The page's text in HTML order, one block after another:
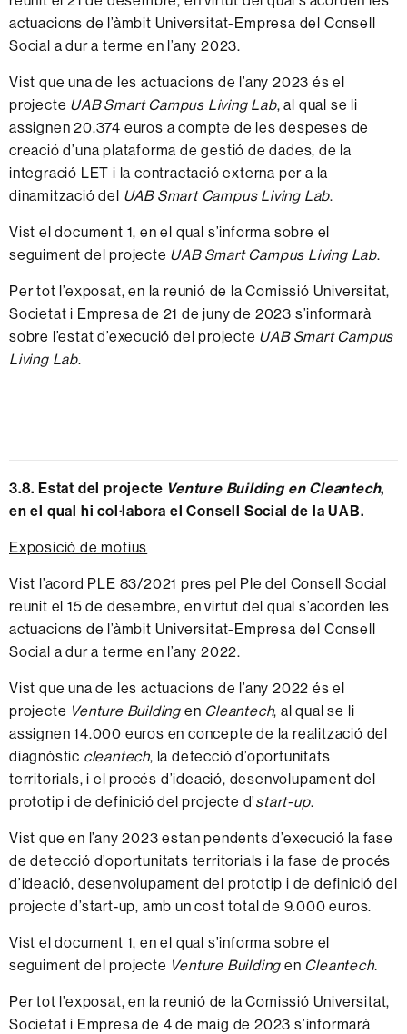
actuacions de l’àmbit Universitat-Empresa del Consell
Social a dur a terme en l’any 2023.
Vist que una de les actuacions de l’any 2023 és el
projecte UAB Smart Campus Living Lab, al qual se li
assignen 20.374 euros a compte de les despeses de
creació d’una plataforma de gestió de dades, de la
integració LET i la contractació externa per a la
dinamització del UAB Smart Campus Living Lab.
Vist eldocument 1, en el qual s’informa sobre el
seguiment del projecte UAB Smart Campus Living Lab.
Per tot l’exposat, en la reunió de la Comissió Universitat,
Societat i Empresa de 21 de juny de 2023 s’informarà
sobre l’estat d’execució del projecte UAB Smart Campus
Living Lab.
3.8. Estat del projecte Venture Building en Cleantech,
en el qual hi col·labora el Consell Social de la UAB.
Exposició de motius
Vist l’acord PLE 83/2021 pres pel Ple del Consell Social
reunit el 15 de desembre, en virtut del qual s’acorden les
actuacions de l’àmbit Universitat-Empresa del Consell
Social a dur a terme en l’any 2022.
Vist que una de les actuacions de l’any 2022 ésel
projecte Venture Building en Cleantech, al qual se li
assignen 14.000 euros en concepte de la realització del
diagnòstic cleantech, la detecció d’oportunitats
territorials, i el procés d’ideació, desenvolupament del
prototip i de definició del projecte d’start-up.
Vist que en l’any 2023 estan pendents d’execució la fase
de detecció d’oportunitats territorials i la fase de procés
d’ideació, desenvolupament del prototip i de definició del
projecte d’start‐up, amb un cost total de 9.000 euros.
Vist eldocument 1, en el qual s’informa sobre el
seguiment del projecte Venture Building en Cleantech.
Per tot l’exposat, en la reunió de la Comissió Universitat,
Societat i Empresa de 4 de maig de 2023 s’informarà